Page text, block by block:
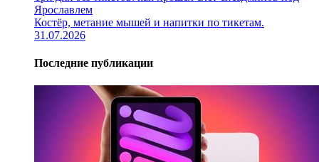
Ярославлем
Костёр, метание мышей и напитки по тикетам.
31.07.2026
Последние публикации